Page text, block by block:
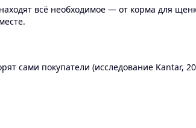
всё необходимое — от корма для
сами покупатели (исследование Kantar,